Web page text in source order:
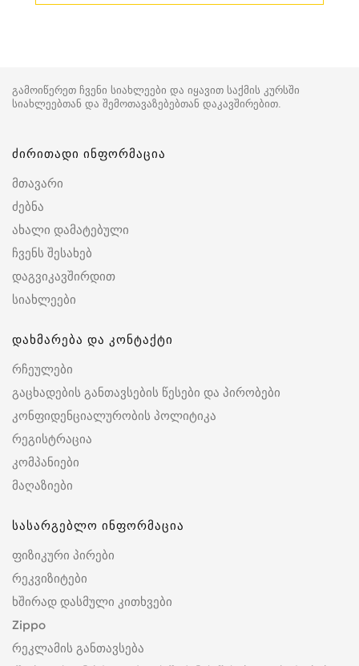
გამოიწერეთ ჩვენი სიახლეები და იყავით საქმის კურსში
სიახლეებთან და შემოთავაზებებთან დაკავშირებით.
ძირითადი ინფორმაცია
მთავარი
ძებნა
ახალი დამატებული
ჩვენს შესახებ
დაგვიკავშირდით
სიახლეები
დახმარება და კონტაქტი
რჩეულები
გაცხადების განთავსების წესები და პირობები
კონფიდენციალურობის პოლიტიკა
რეგისტრაცია
კომპანიები
მაღაზიები
სასარგებლო ინფორმაცია
ფიზიკური პირები
რეკვიზიტები
ხშირად დასმული კითხვები
Zippo
რეკლამის განთავსება